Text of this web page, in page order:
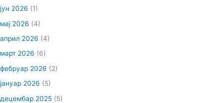
јун 2026 (1)
мај 2026 (4)
април 2026 (4)
март 2026 (6)
фебруар 2026 (2)
јануар 2026 (5)
децембар 2025 (5)